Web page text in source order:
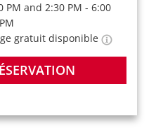
PM and 2:30 PM - 6:00
gratuit disponible